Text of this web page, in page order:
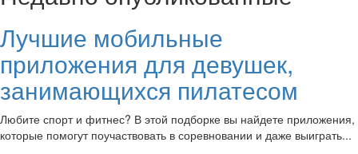
Лучшие мобильные
приложения для девушек,
занимающихся пилатесом
Любите спорт и фитнес? В этой подборке вы найдете приложения,
которые помогут поучаствовать в соревновании и даже выиграть...